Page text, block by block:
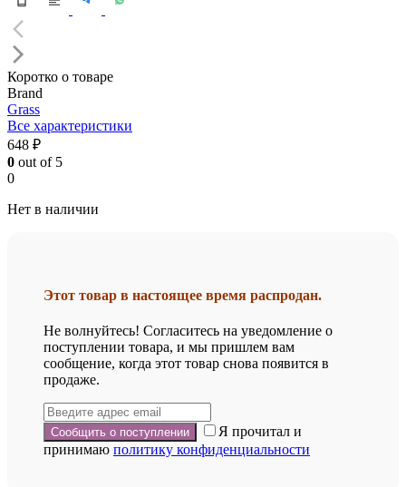
Коротко о товаре
Brand
Grass
Все характеристики
648 ₽
0 out of 5
0
Нет в наличии
Этот товар в настоящее время распродан.
Не волнуйтесь! Согласитесь на уведомление о
поступлении товара, и мы пришлем вам
сообщение, когда этот товар снова появится в
продаже.
Я прочитал и
принимаю политику конфиденциальности